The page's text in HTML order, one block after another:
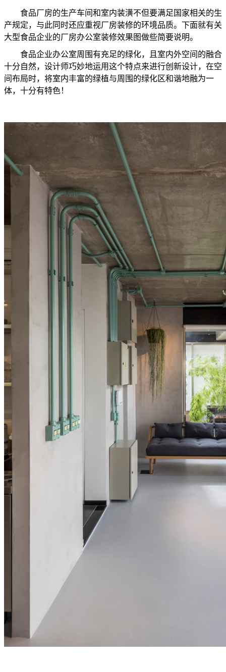
食品厂房的生产车间和室内装潢不但要满足国家相关的生
产规定，与此同时还应重视厂房装修的环境品质。下面就有关
大型食品企业的厂房办公室装修效果图做些简要说明。
食品企业办公室周围有充足的绿化，且室内外空间的融合
十分自然，设计师巧妙地运用这个特点来进行创新设计，在空
间布局时，将室内丰富的绿植与周围的绿化区和谐地融为一
体，十分有特色！